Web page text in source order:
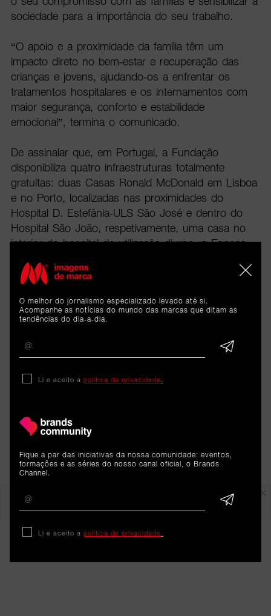
sociedade para a importância do seu trabalho.
“O apoio e a proximidade da família têm um
impacto direto no bem-estar e recuperação das
crianças e jovens, ajudando-os a enfrentar os
tratamentos hospitalares e os internamentos com
maior segurança, conforto e estabilidade
emocional”, termina o comunicado.
De assinalar que, em Portugal, a Fundação
disponibiliza quatro infraestruturas totalmente
gratuitas: duas Casas Ronald McDonald em Lisboa
e no Porto, localizadas nas proximidades do
Hospital D. Estefânia-ULS São José e dentro do
Hospital São João, respetivamente, uma casa no
interior do hospital de utilização diurna, o Espaço
Maria e um espaço lúdico e acolhedor para
crianças internadas, na Ala Pediátrica do Hospital
São João. Estes espaços já permitiram apoiar mais
de 9.000 famílias.
O melhor do jornalismo especializado levado até si.
Acompanhe as notícias do mundo das marcas que ditam as
tendências do dia-a-dia.
Li e aceito a política de privacidade
Fique a par das iniciativas da nossa comunidade: eventos,
formações e as séries do nosso canal oficial, o Brands
Channel.
Li e aceito a política de privacidade